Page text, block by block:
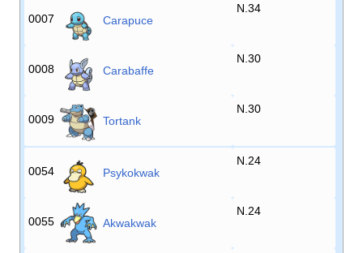
0007 Carapuce
N.34
0008 Carabaffe
N.30
0009 Tortank
N.30
0054 Psykokwak
N.24
0055 Akwakwak
N.24